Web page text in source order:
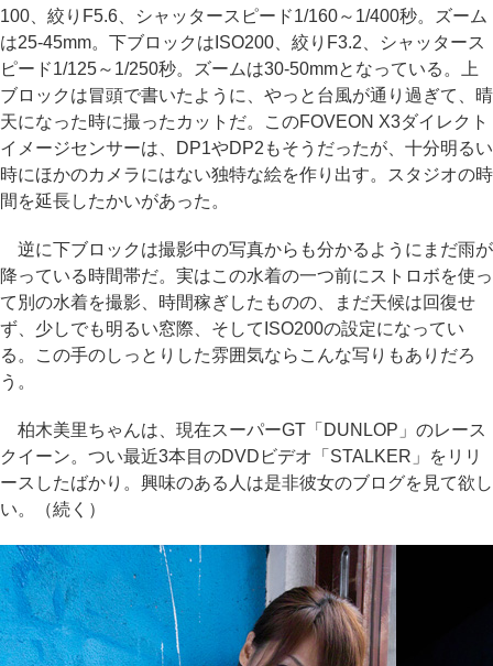
100、絞りF5.6、シャッタースピード1/160～1/400秒。ズーム
は25-45mm。下ブロックはISO200、絞りF3.2、シャッタース
ピード1/125～1/250秒。ズームは30-50mmとなっている。上
ブロックは冒頭で書いたように、やっと台風が通り過ぎて、晴
天になった時に撮ったカットだ。このFOVEON X3ダイレクト
イメージセンサーは、DP1やDP2もそうだったが、十分明るい
時にほかのカメラにはない独特な絵を作り出す。スタジオの時
間を延長したかいがあった。
逆に下ブロックは撮影中の写真からも分かるようにまだ雨が
降っている時間帯だ。実はこの水着の一つ前にストロボを使っ
て別の水着を撮影、時間稼ぎしたものの、まだ天候は回復せ
ず、少しでも明るい窓際、そしてISO200の設定になってい
る。この手のしっとりした雰囲気ならこんな写りもありだろ
う。
柏木美里ちゃんは、現在スーパーGT「DUNLOP」のレース
クイーン。つい最近3本目のDVDビデオ「STALKER」をリリ
ースしたばかり。興味のある人は是非彼女のブログを見て欲し
い。（続く）